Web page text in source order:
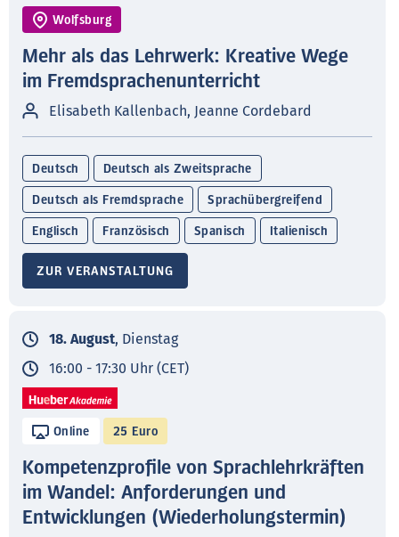
Wolfsburg
Mehr als das Lehrwerk: Kreative Wege
im Fremdsprachenunterricht
Elisabeth Kallenbach, Jeanne Cordebard
Deutsch Deutsch als Zweitsprache
Deutsch als Fremdsprache Sprachübergreifend
Englisch Französisch Spanisch Italienisch
ZUR VERANSTALTUNG
18. August, Dienstag
16:00 - 17:30 Uhr (CET)
Online 25 Euro
Kompetenzprofile von Sprachlehrkräften
im Wandel: Anforderungen und
Entwicklungen (Wiederholungstermin)